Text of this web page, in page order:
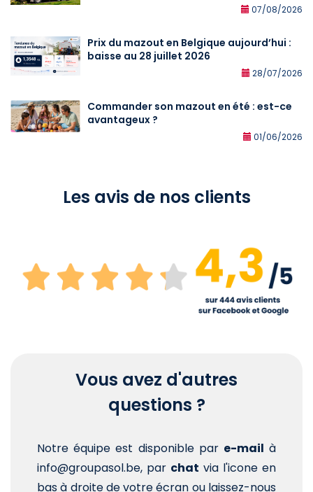
07/08/2026
Prix du mazout en Belgique aujourd’hui :
baisse au 28 juillet 2026
28/07/2026
Commander son mazout en été : est-ce
avantageux ?
01/06/2026
Les avis de nos clients
Vous avez d'autres
questions ?
Notre équipe est disponible par e-mail à
info@groupasol.be, par chat via l'icone en
bas à droite de votre écran ou laissez-nous